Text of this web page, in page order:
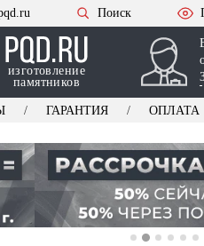
Поиск
изготовление
памятников
ГАРАНТИЯ ОПЛАТА